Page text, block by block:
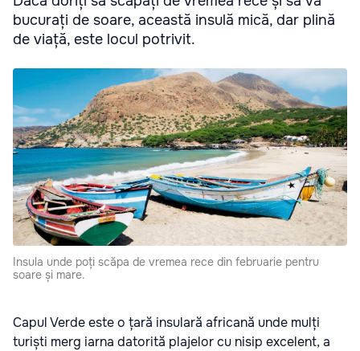
bucurați de soare, această insulă mică, dar plină
de viață, este locul potrivit.
Insula unde poți scăpa de vremea rece din februarie pentru
soare și mare.
Capul Verde este o țară insulară africană unde mulți
turiști merg iarna datorită plajelor cu nisip excelent, a